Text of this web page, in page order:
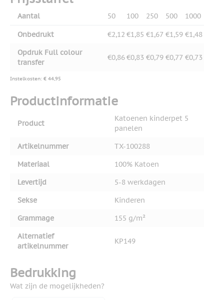
Aantal 50 100 250 500 1000
Onbedrukt €2,12 €1,85 €1,67 €1,59 €1,48
Opdruk Full colour
transfer
€0,86€0,83 €0,79 €0,77 €0,73
Instelkosten: € 44,95
Productinformatie
Product
Katoenen kinderpet 5
panelen
Artikelnummer
TX-100288
Materiaal
100% Katoen
Levertijd
5-8 werkdagen
Sekse
Kinderen
Grammage
155 g/m²
Alternatief
artikelnummer
KP149
Bedrukking
Wat zijn de mogelijkheden?